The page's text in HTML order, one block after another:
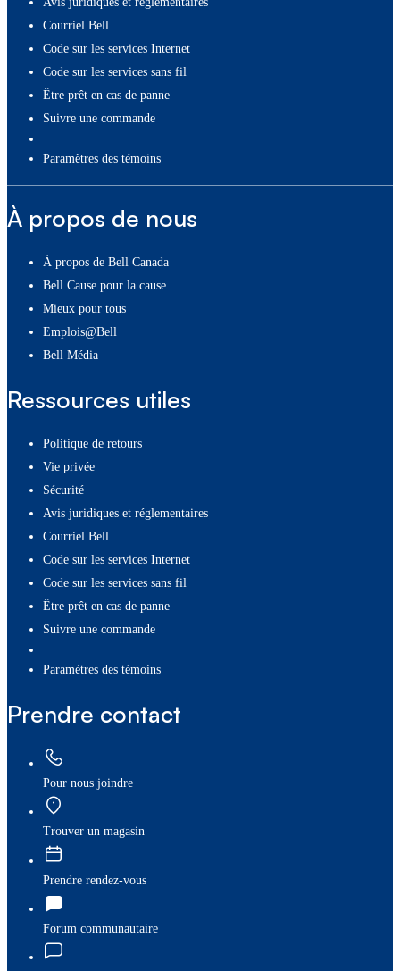
Courriel Bell
Code sur les services Internet
Code sur les services sans fil
Être prêt en cas de panne
Suivre une commande
paramètres des témoins
À propos de nous
À propos de Bell Canada
Bell Cause pour la cause
Mieux pour tous
Emplois@Bell
Bell Média
Ressources utiles
Politique de retours
Vie privée
Sécurité
Avis juridiques et réglementaires
Courriel Bell
Code sur les services Internet
Code sur les services sans fil
Être prêt en cas de panne
Suivre une commande
paramètres des témoins
Prendre contact
Pour nous joindre
Trouver un magasin
Prendre rendez-vous
Forum communautaire